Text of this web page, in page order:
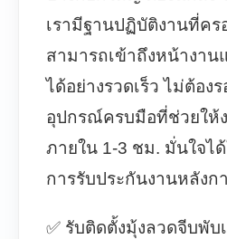
เรามีฐานปฏิบัติงานที่ค
สามารถเข้าถึงหน้างาน
ได้อย่างรวดเร็ว ไม่ต้อง
อุปกรณ์ครบมือที่ช่วยให้
ภายใน 1-3 ชม. มั่นใจไ
การรับประกันงานหลังก
✅ รับติดตั้งมุ้งลวดจีบพับ